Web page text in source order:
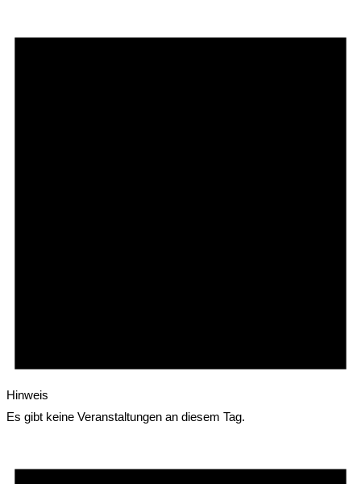
Hinweis
Es gibt keine Veranstaltungen an diesem Tag.